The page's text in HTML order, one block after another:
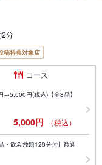
2分
稿特典対象店
コース
→5,000円(税込)【全8品】
5,000円 （税込）
・飲み放題120分付】歓迎